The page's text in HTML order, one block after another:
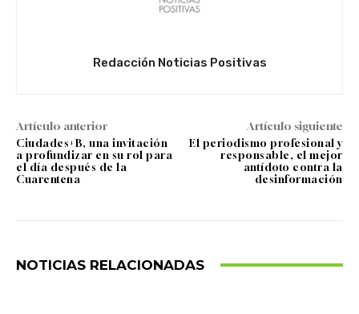
Redacción Noticias Positivas
Artículo anterior
Ciudades+B, una invitación
a profundizar en su rol para
el día después de la
Cuarentena
Artículo siguiente
El periodismo profesional y
responsable, el mejor
antídoto contra la
desinformación
NOTICIAS RELACIONADAS